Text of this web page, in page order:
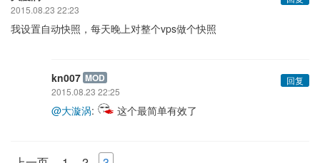
2015.08.23 22:23
我设置自动快照，每天晚上对整个vps做个快照
kn007 MOD
回复
2015.08.23 22:25
@大漩涡: 这个最简单有效了